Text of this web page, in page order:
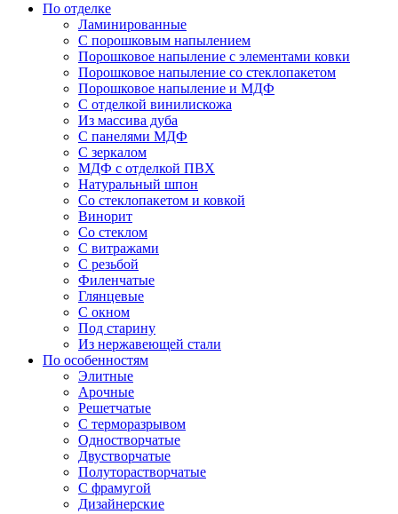
По отделке
Ламинированные
С порошковым напылением
Порошковое напыление с элементами ковки
Порошковое напыление со стеклопакетом
Порошковое напыление и МДФ
С отделкой винилискожа
Из массива дуба
С панелями МДФ
С зеркалом
МДФ с отделкой ПВХ
Натуральный шпон
Со стеклопакетом и ковкой
Винорит
Со стеклом
С витражами
С резьбой
Филенчатые
Глянцевые
С окном
Под старину
Из нержавеющей стали
По особенностям
Элитные
Арочные
Решетчатые
С терморазрывом
Одностворчатые
Двустворчатые
Полуторастворчатые
С фрамугой
Дизайнерские